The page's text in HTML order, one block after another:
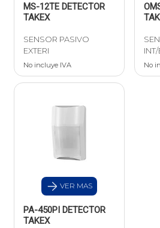
MS-12TE DETECTOR
TAKEX
SENSOR PASIVO
EXTERI
No incluye IVA
INT/
No
VER MAS
PA-450PI DETECTOR
TAKEX